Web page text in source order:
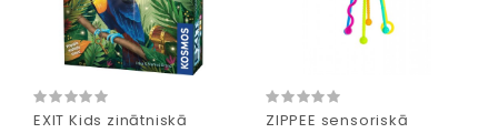
EXIT Kids zinātniskā
ZIPPEE sensoriskā